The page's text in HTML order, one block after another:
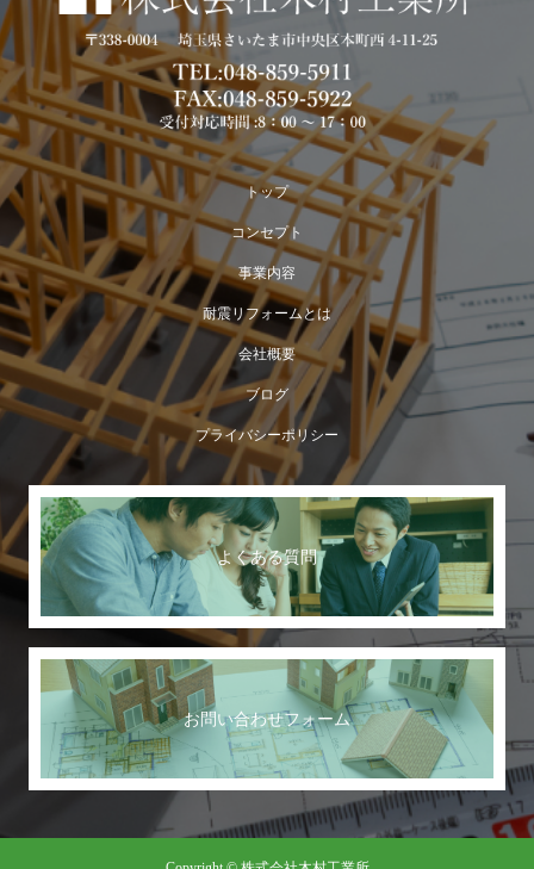
トップ
コンセプト
事業内容
耐震リフォームとは
会社概要
ブログ
プライバシーポリシー
よくある質問
お問い合わせフォーム